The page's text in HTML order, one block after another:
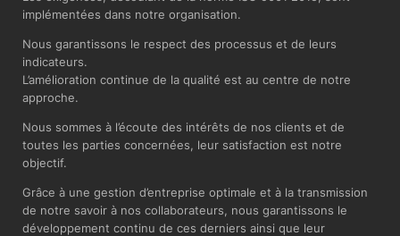
implémentées dans notre organisation.
Nous garantissons le respect des processus et de leurs
indicateurs.
L’amélioration continue de la qualité est au centre de notre
approche.
Nous sommes à l’écoute des intérêts de nos clients et de
toutes les parties concernées, leur satisfaction est notre
objectif.
Grâce à une gestion d’entreprise optimale et à la transmission
de notre savoir à nos collaborateurs, nous garantissons le
développement continu de ces derniers ainsi que leur